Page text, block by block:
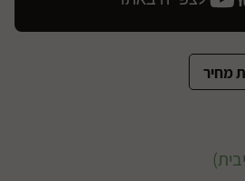
מחיר